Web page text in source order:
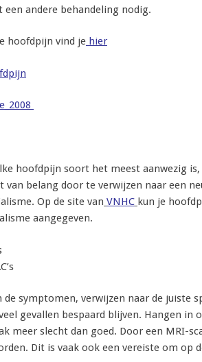
andere behandeling nodig.
hoofdpijn vind je hier
hoofdpijn soort het meest aanwezig
belang door te verwijzen naar een
Op de site van VNHC kun je
aangegeven.
symptomen, verwijzen naar de juiste
gevallen bespaard blijven. Hangen in
meer slecht dan goed. Door een MRI-
Dit is vaak ook een vereiste om op